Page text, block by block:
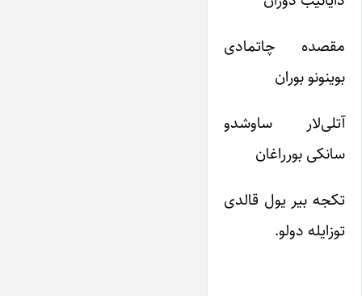
مقصده چاتمادی
بوینونو بوران
آتلی‌لار ساوشدو
سانکی بورراغان
تکجه بیر یول قالدی
توز­ایله دولو.